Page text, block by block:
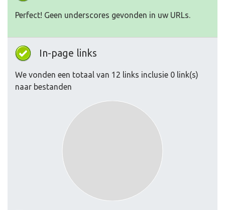
Perfect! Geen underscores gevonden in uw URLs.
In-page links
We vonden een totaal van 12 links inclusie 0 link(s)
naar bestanden